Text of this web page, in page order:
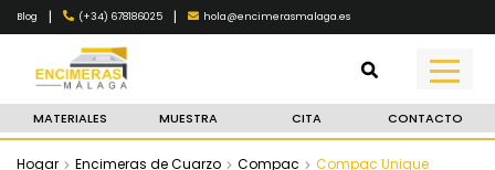
Blog | (+34) 678186025 | hola@encimerasmalaga.es
MATERIALES MUESTRA CITA CONTACTO
Hogar Encimeras de Cuarzo Compac
Compac Unique